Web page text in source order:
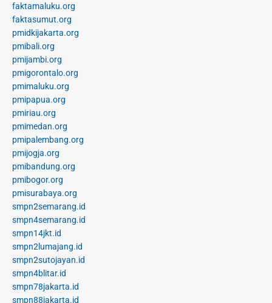
faktamaluku.org
faktasumut.org
pmidkijakarta.org
pmibali.org
pmijambi.org
pmigorontalo.org
pmimaluku.org
pmipapua.org
pmiriau.org
pmimedan.org
pmipalembang.org
pmijogja.org
pmibandung.org
pmibogor.org
pmisurabaya.org
smpn2semarang.id
smpn4semarang.id
smpn14jkt.id
smpn2lumajang.id
smpn2sutojayan.id
smpn4blitar.id
smpn78jakarta.id
smpn88jakarta.id